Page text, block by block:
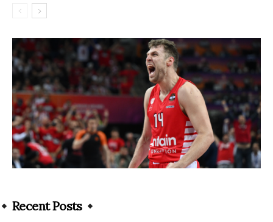
Recent Posts